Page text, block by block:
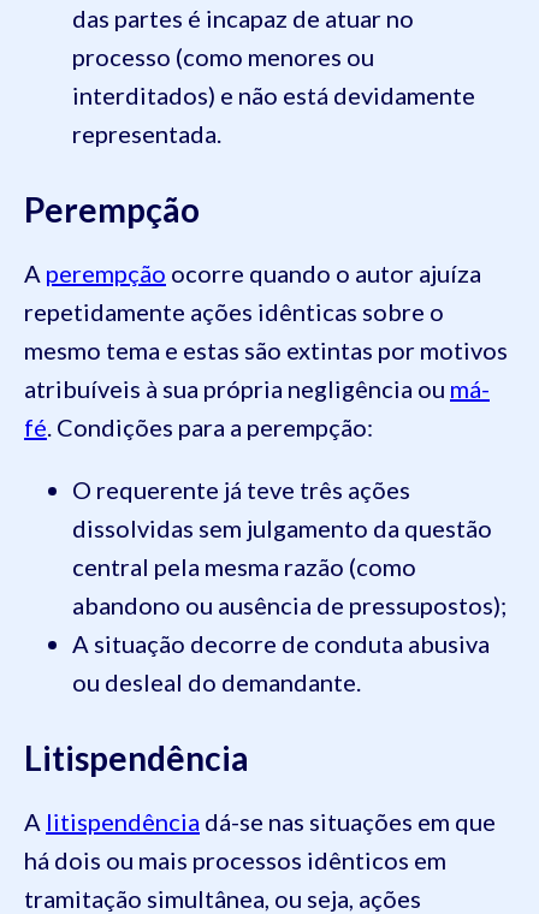
das partes é incapaz de atuar no
processo (como menores ou
interditados) e não está devidamente
representada.
Perempção
A perempção ocorre quando o autor ajuíza
repetidamente ações idênticas sobre o
mesmo tema e estas são extintas por motivos
atribuíveis à sua própria negligência ou má-
fé . Condições para a perempção:
O requerente já teve três ações
dissolvidas sem julgamento da questão
central pela mesma razão (como
abandono ou ausência de pressupostos);
A situação decorre de conduta abusiva
ou desleal do demandante.
Litispendência
A litispendência dá-se nas situações em que
há dois ou mais processos idênticos em
tramitação simultânea, ou seja, ações